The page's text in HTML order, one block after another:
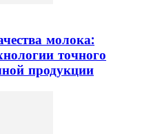
молока:
точного
продукции